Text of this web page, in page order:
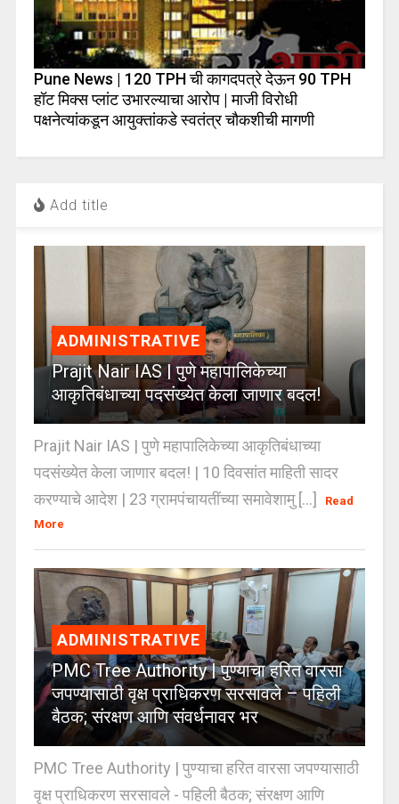
Pune News | 120 TPH ची कागदपत्रे देऊन 90 TPH
हॉट मिक्स प्लांट उभारल्याचा आरोप | माजी विरोधी
पक्षनेत्यांकडून आयुक्तांकडे स्वतंत्र चौकशीची मागणी
Add title
ADMINISTRATIVE
Prajit Nair IAS | पुणे महापालिकेच्या
आकृतिबंधाच्या पदसंख्येत केला जाणार बदल!
Prajit Nair IAS | पुणे महापालिकेच्या आकृतिबंधाच्या
पदसंख्येत केला जाणार बदल! | 10 दिवसांत माहिती सादर
करण्याचे आदेश | 23 ग्रामपंचायतींच्या समावेशामु [...]
Read
More
ADMINISTRATIVE
PMC Tree Authority | पुण्याचा हरित वारसा
जपण्यासाठी वृक्ष प्राधिकरण सरसावले – पहिली
बैठक; संरक्षण आणि संवर्धनावर भर
PMC Tree Authority | पुण्याचा हरित वारसा जपण्यासाठी
वृक्ष प्राधिकरण सरसावले - पहिली बैठक; संरक्षण आणि